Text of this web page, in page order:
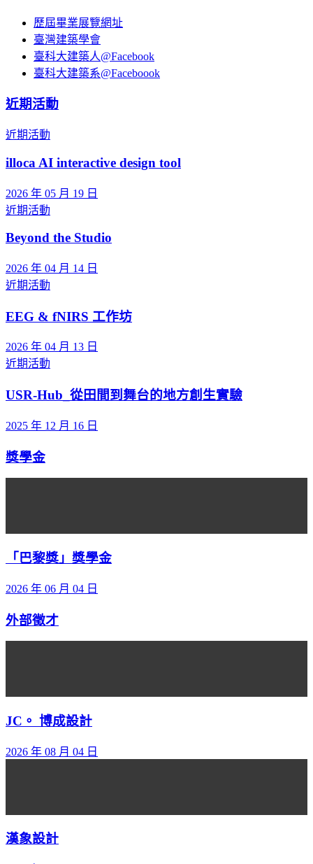
歷屆畢業展覽網址
臺灣建築學會
臺科大建築人@Facebook
臺科大建築系@Faceboook
近期活動
近期活動
illoca AI interactive design tool
2026 年 05 月 19 日
近期活動
Beyond the Studio
2026 年 04 月 14 日
近期活動
EEG & fNIRS 工作坊
2026 年 04 月 13 日
近期活動
USR-Hub_從田間到舞台的地方創生實驗
2025 年 12 月 16 日
獎學金
「巴黎獎」獎學金
2026 年 06 月 04 日
外部徵才
JC。 博成設計
2026 年 08 月 04 日
漢象設計